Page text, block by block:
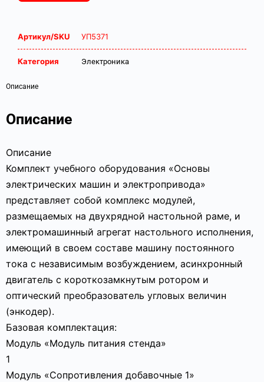
Артикул/SKU УП5371
Категория Электроника
Описание
Описание
Описание
Комплект учебного оборудования «Основы
электрических машин и электропривода»
представляет собой комплекс модулей,
размещаемых на двухрядной настольной раме, и
электромашинный агрегат настольного исполнения,
имеющий в своем составе машину постоянного
тока с независимым возбуждением, асинхронный
двигатель с короткозамкнутым ротором и
оптический преобразователь угловых величин
(энкодер).
Базовая комплектация:
Модуль «Модуль питания стенда»
1
Модуль «Сопротивления добавочные 1»